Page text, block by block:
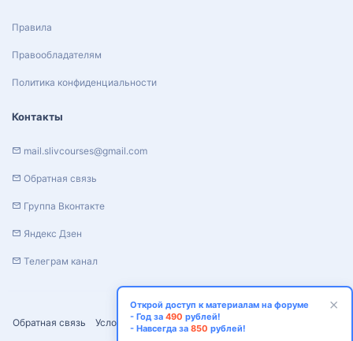
Обратная связь Условия и правила
Политика конфиденциальности
Правила
Правообладателям
Политика конфиденциальности
Контакты
mail.slivcourses@gmail.com
Обратная связь
Группа Вконтакте
Яндекс Дзен
Телеграм канал
Открой доступ к материалам на форуме
- Год за 490 рублей!
- Навсегда за 850 рублей!